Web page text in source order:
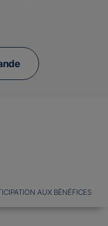
AUX BÉNÉFICES